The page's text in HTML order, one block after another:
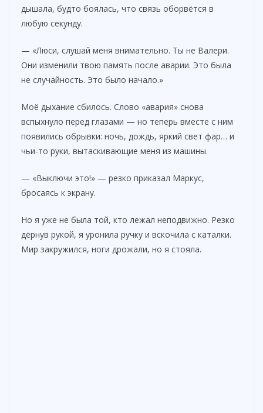
дышала, будто боялась, что связь оборвётся в
любую секунду.
— «Люси, слушай меня внимательно. Ты не Валери.
Они изменили твою память после аварии. Это была
не случайность. Это было начало.»
Моё дыхание сбилось. Слово «авария» снова
вспыхнуло перед глазами — но теперь вместе с ним
появились обрывки: ночь, дождь, яркий свет фар… и
чьи-то руки, вытаскивающие меня из машины.
— «Выключи это!» — резко приказал Маркус,
бросаясь к экрану.
Но я уже не была той, кто лежал неподвижно. Резко
дёрнув рукой, я уронила ручку и вскочила с каталки.
Мир закружился, ноги дрожали, но я стояла.